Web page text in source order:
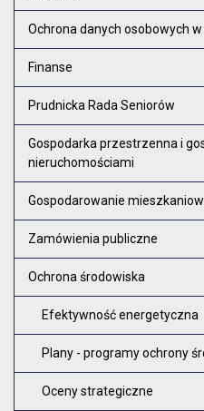
Ochrona danych osobowych
Finanse
Prudnicka Rada Seniorów
Gospodarka przestrzenna i
nieruchomościami
Gospodarowanie
Zamówienia publiczne
Ochrona środowiska
Efektywność energetyczna
Plany - programy ochrony
Oceny strategiczne